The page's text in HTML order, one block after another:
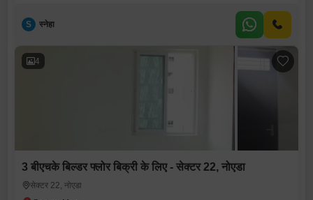
S स्नेहा
4
3 बीएचके बिल्डर फ्लोर बिक्री के लिए - सेक्टर 22, नोएडा
सेक्टर 22, नोएडा